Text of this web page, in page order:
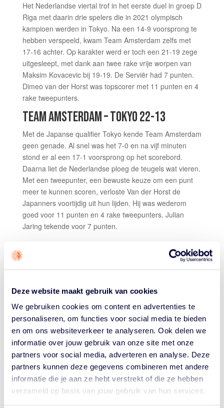
Deze website maakt gebruik van cookies
We gebruiken cookies om content en advertenties te
personaliseren, om functies voor social media te bieden
en om ons websiteverkeer te analyseren. Ook delen we
informatie over jouw gebruik van onze site met onze
partners voor social media, adverteren en analyse. Deze
partners kunnen deze gegevens combineren met andere
informatie die je aan ze hebt verstrekt of die ze hebben
verzameld op basis van jouw gebruik van hun services.
Het Nederlandse viertal trof in het eerste duel in groep D
Riga met daarin drie spelers die in 2021 olympisch
kampioen werden in Tokyo. Na een 14-9 voorsprong te
hebben verspeeld, kwam Team Amsterdam zelfs met
17-16 achter. Op karakter werd er toch een 21-19 zege
uitgesleept, met dank aan twee rake vrije worpen van
Maksim Kovacevic bij 19-19. De Serviër had 7 punten.
Dimeo van der Horst was topscorer met 11 punten en 4
rake tweepunters.
TEAM AMSTERDAM – TOKYO 22-13
Met de Japanse qualifier Tokyo kende Team Amsterdam
geen genade. Al snel was het 7-0 en na vijf minuten
stond er al een 17-1 voorsprong op het scorebord.
Daarna liet de Nederlandse ploeg de teugels wat vieren.
Met een tweepunter, een bewuste keuze om een punt
meer te kunnen scoren, verloste Van der Horst de
Japanners voortijdig uit hun lijden. Hij was wederom
goed voor 11 punten en 4 rake tweepunters. Julian
Jaring tekende voor 7 punten.
goede opwarmer. Zo'n eerste wedstrijd is altijd lastig,
omdat je nog ritme mist, zeker als je tegen de olympisch
de wedstrijd en scoorden heel makkelijk. Tegen Tokyo
duurde de eindfase was langer dan gewild, maar al met
al twee goede zeges, waarin we als collectief speelden.
Dimeo was erg op schot en als de schoten van Maksim
gaan vallen, zijn we helemaal lastig af te stoppen."
TEAM AMSTERDAM – VIENNA 14-12
Na ruim twee minuten stond er in deze kwartfinale al
een 5-2 voorsprong op het bord, maar in 3×3 zegt dat
niet zo veel. Vienna kwam terug tot 9-8, waarna Team